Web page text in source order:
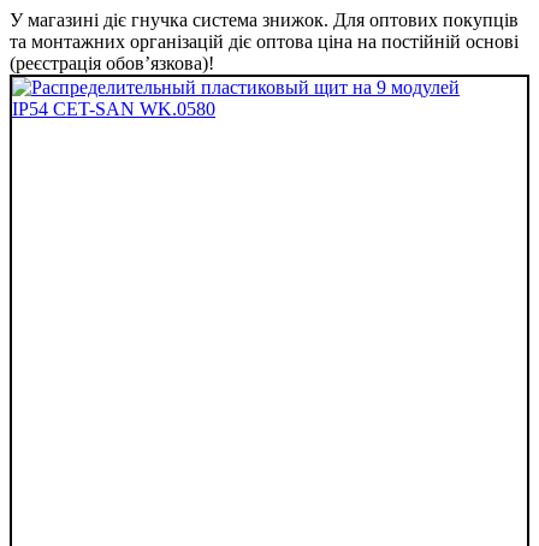
У магазині діє гнучка система знижок. Для оптових покупців
та монтажних організацій діє оптова ціна на постійній основі
(реєстрація обов’язкова)!